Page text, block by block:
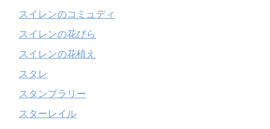
スイレンのコミュディ
スイレンの花びら
スイレンの花植え
スタレ
スタンプラリー
スターレイル